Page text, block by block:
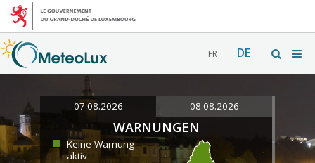
FR DE
07.08.2026 08.08.2026
WARNUNGEN
Keine Warnung
aktiv